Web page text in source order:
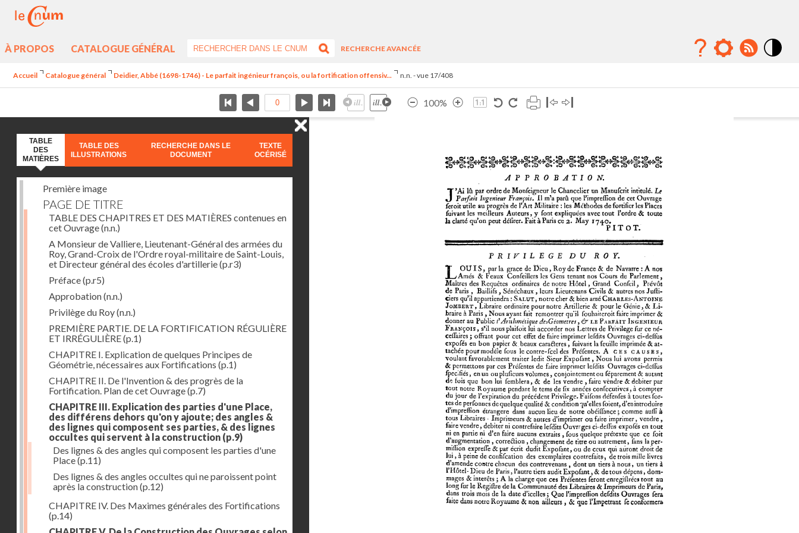
À PROPOS CATALOGUE GÉNÉRAL
RECHERCHE AVANCÉE
Accueil Catalogue général Deidier, Abbé (1698-1746) - Le parfait ingénieur françois, ou la fortification offensiv... n.n. - vue 17/408
100%
TABLE
DES
MATIÈRES
TABLE DES
ILLUSTRATIONS
RECHERCHE DANS LE
DOCUMENT
TEXTE
OCÉRISÉ
Première image
PAGE DE TITRE
TABLE DES CHAPITRES ET DES MATIÈRES contenues en
cet Ouvrage(n.n.)
A Monsieur de Valliere, Lieutenant-Général des armées du
Roy, Grand-Croix de l'Ordre royal-militaire de Saint-Louis,
et Directeur général des écoles d'artillerie(p.r3)
Préface(p.r5)
Approbation(n.n.)
Privilège du Roy(n.n.)
PREMIÈRE PARTIE. DE LA FORTIFICATION RÉGULIÈRE
ET IRRÉGULIÈRE(p.1)
CHAPITRE I. Explication de quelques Principes de
Géométrie, nécessaires aux Fortifications (p.1)
CHAPITRE II. De l'Invention & des progrès de la
Fortification. Plan de cet Ouvrage(p.7)
CHAPITRE III. Explication des parties d'une Place,
des différens dehors qu'on y ajoute; des angles &
des lignes qui composent ses parties, & des lignes
occultes qui servent à la construction (p.9)
Des lignes & des angles qui composent les parties d'une
Place(p.11)
Des lignes & des angles occultes qui ne paroissent point
après la construction(p.12)
CHAPITRE IV. Des Maximes générales des Fortifications
(p.14)